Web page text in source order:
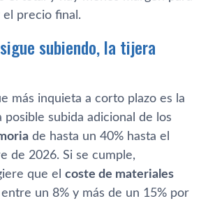
el precio final.
subiendo, la tijera
más inquieta a corto plazo es la
posible subida adicional de los
de hasta un 40% hasta el
de 2026. Si se cumple,
que el coste de materiales
un 8% y más de un 15% por